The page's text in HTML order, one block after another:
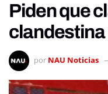
Piden que
clandestina
por NAU Noticias